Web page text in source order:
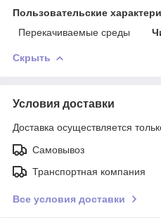
Пользовательские
Перекачиваемые среды
Скрыть
Условия доставки
Доставка осуществляется
Самовывоз
Транспортная компания
Все условия доставки